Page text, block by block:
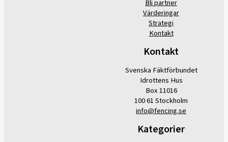
Bli partner
Värderingar
Strategi
Kontakt
Kontakt
Svenska Fäktförbundet
Idrottens Hus
Box 11016
100 61 Stockholm
info@fencing.se
Kategorier